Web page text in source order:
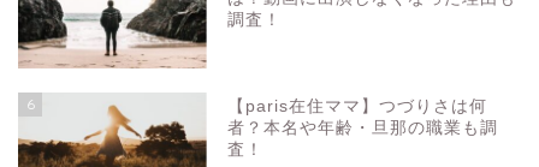
調査！
6
【paris在住ママ】つづりさは何
者？本名や年齢・旦那の職業も調
査！